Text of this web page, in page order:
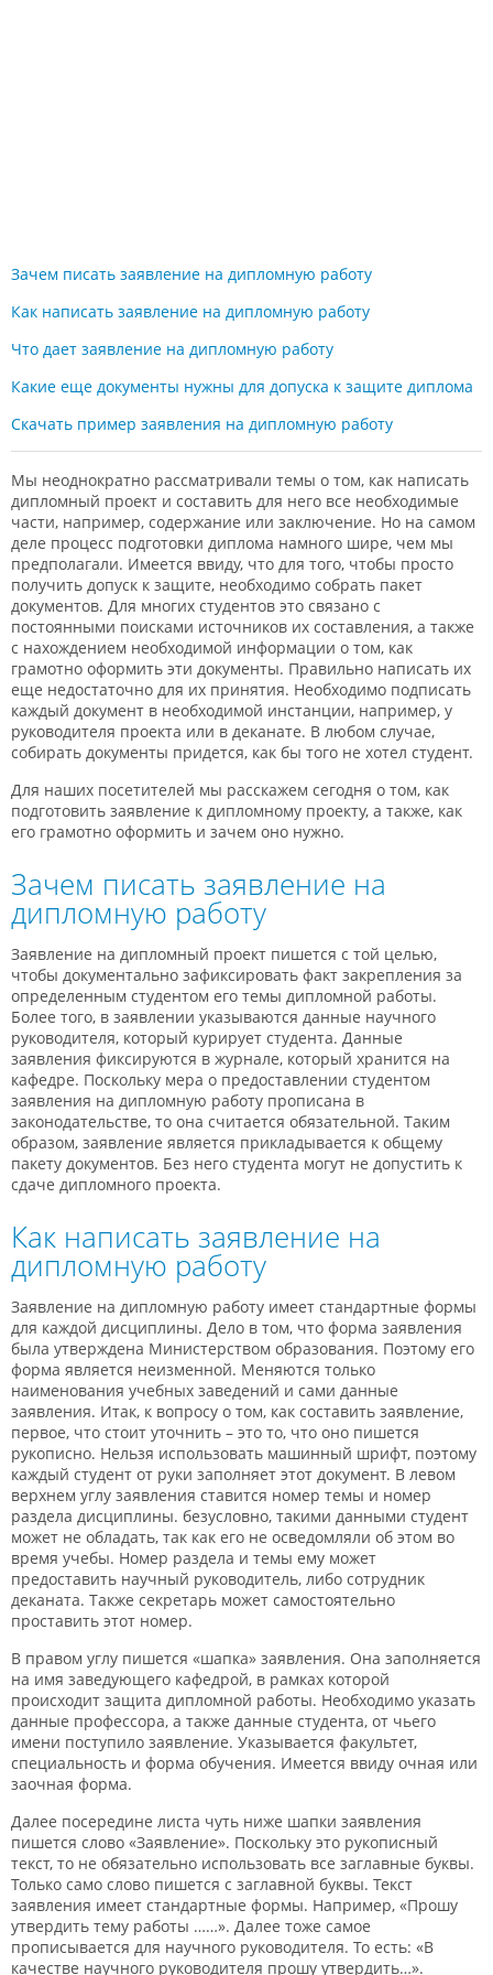
Зачем писать заявление на дипломную работу
Как написать заявление на дипломную работу
Что дает заявление на дипломную работу
Какие еще документы нужны для допуска к защите диплома
Скачать пример заявления на дипломную работу
Мы неоднократно рассматривали темы о том, как написать
дипломный проект и составить для него все необходимые
части, например, содержание или заключение. Но на самом
деле процесс подготовки диплома намного шире, чем мы
предполагали. Имеется ввиду, что для того, чтобы просто
получить допуск к защите, необходимо собрать пакет
документов. Для многих студентов это связано с
постоянными поисками источников их составления, а также
с нахождением необходимой информации о том, как
грамотно оформить эти документы. Правильно написать их
еще недостаточно для их принятия. Необходимо подписать
каждый документ в необходимой инстанции, например, у
руководителя проекта или в деканате. В любом случае,
собирать документы придется, как бы того не хотел студент.
Для наших посетителей мы расскажем сегодня о том, как
подготовить заявление к дипломному проекту, а также, как
его грамотно оформить и зачем оно нужно.
Зачем писать заявление на
дипломную работу
Заявление на дипломный проект пишется с той целью,
чтобы документально зафиксировать факт закрепления за
определенным студентом его темы дипломной работы.
Более того, в заявлении указываются данные научного
руководителя, который курирует студента. Данные
заявления фиксируются в журнале, который хранится на
кафедре. Поскольку мера о предоставлении студентом
заявления на дипломную работу прописана в
законодательстве, то она считается обязательной. Таким
образом, заявление является прикладывается к общему
пакету документов. Без него студента могут не допустить к
сдаче дипломного проекта.
Как написать заявление на
дипломную работу
Заявление на дипломную работу имеет стандартные формы
для каждой дисциплины. Дело в том, что форма заявления
была утверждена Министерством образования. Поэтому его
форма является неизменной. Меняются только
наименования учебных заведений и сами данные
заявления. Итак, к вопросу о том, как составить заявление,
первое, что стоит уточнить – это то, что оно пишется
рукописно. Нельзя использовать машинный шрифт, поэтому
каждый студент от руки заполняет этот документ. В левом
верхнем углу заявления ставится номер темы и номер
раздела дисциплины. безусловно, такими данными студент
может не обладать, так как его не осведомляли об этом во
время учебы. Номер раздела и темы ему может
предоставить научный руководитель, либо сотрудник
деканата. Также секретарь может самостоятельно
проставить этот номер.
В правом углу пишется «шапка» заявления. Она заполняется
на имя заведующего кафедрой, в рамках которой
происходит защита дипломной работы. Необходимо указать
данные профессора, а также данные студента, от чьего
имени поступило заявление. Указывается факультет,
специальность и форма обучения. Имеется ввиду очная или
заочная форма.
Далее посередине листа чуть ниже шапки заявления
пишется слово «Заявление». Поскольку это рукописный
текст, то не обязательно использовать все заглавные буквы.
Только само слово пишется с заглавной буквы. Текст
заявления имеет стандартные формы. Например, «Прошу
утвердить тему работы ……». Далее тоже самое
прописывается для научного руководителя. То есть: «В
качестве научного руководителя прошу утвердить…».